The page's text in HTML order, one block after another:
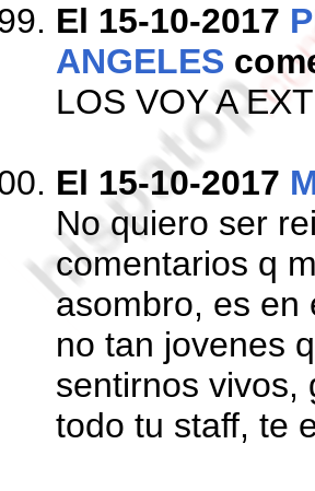
El 15-10-2017
ANGELES
LOS VOY A
El 15-10-2017
No quiero ser
comentarios q
asombro, es en
no tan jovenes
sentirnos vivos,
todo tu staff, te